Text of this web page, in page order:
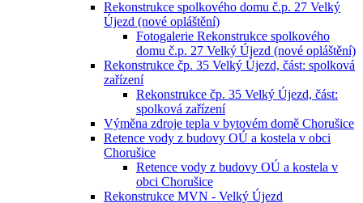
Rekonstrukce spolkového domu č.p. 27 Velký
Újezd (nové opláštění)
Fotogalerie Rekonstrukce spolkového
domu č.p. 27 Velký Újezd (nové opláštění)
Rekonstrukce čp. 35 Velký Újezd, část: spolková
zařízení
Rekonstrukce čp. 35 Velký Újezd, část:
spolková zařízení
Výměna zdroje tepla v bytovém domě Chorušice
Retence vody z budovy OÚ a kostela v obci
Chorušice
Retence vody z budovy OÚ a kostela v
obci Chorušice
Rekonstrukce MVN - Velký Újezd